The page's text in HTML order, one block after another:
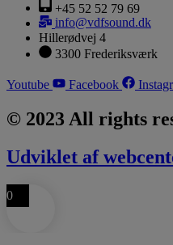
+45 52 52 79 69
info@vdfsound.dk
Hillerødvej 4
3300 Frederiksværk
Youtube Facebook
© 2023 All rights
Udviklet af
0